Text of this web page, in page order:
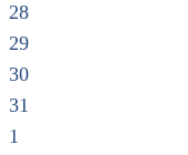
28
29
30
31
1